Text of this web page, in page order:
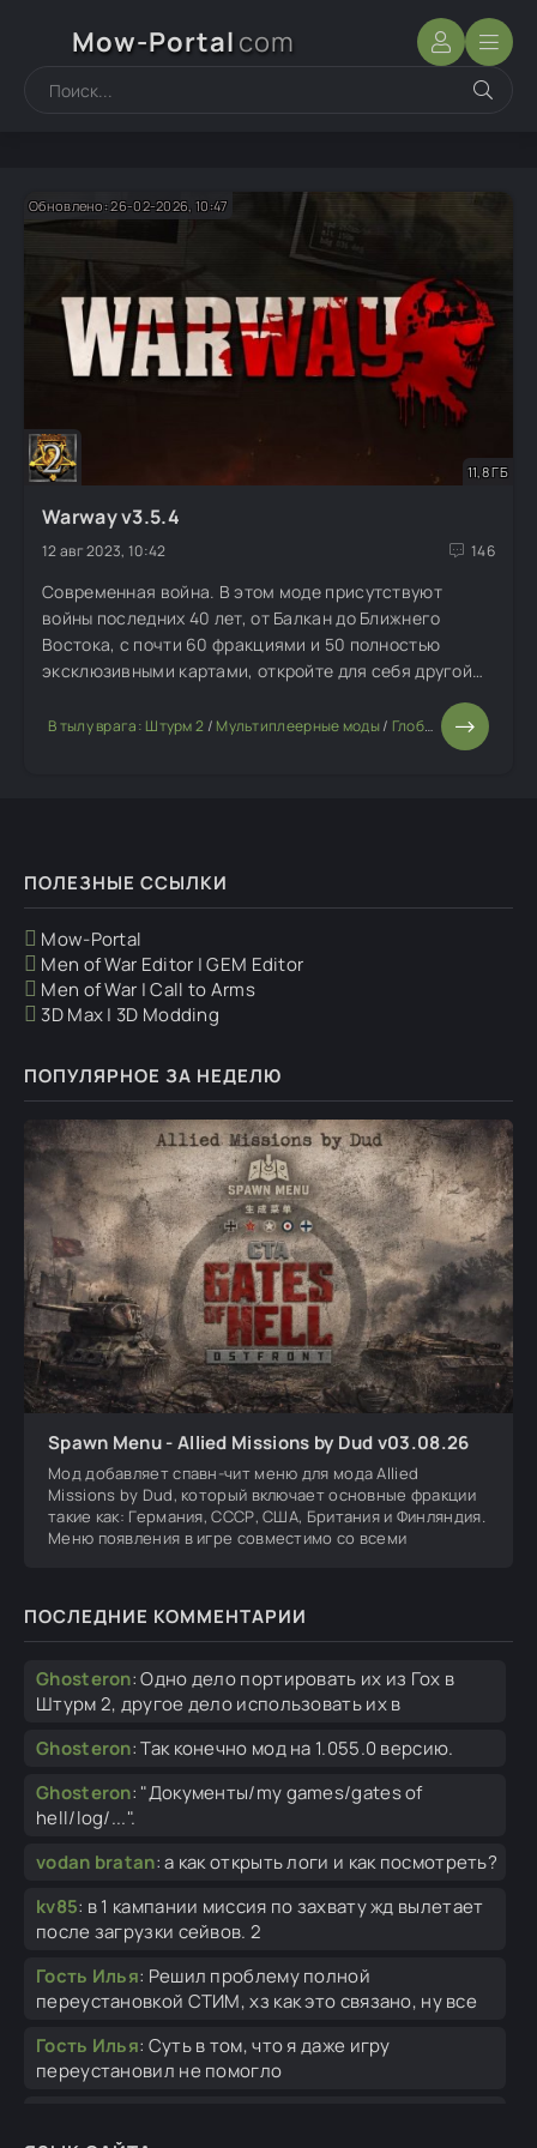
Mow-Portal com
Обновлено: 26-02-2026, 10:47
11,8 ГБ
Warway v3.5.4
12 авг 2023, 10:42 146
Современная война. В этом моде присутствуют
войны последних 40 лет, от Балкан до Ближнего
Востока, с почти 60 фракциями и 50 полностью
эксклюзивными картами, откройте для себя другой
реалистичностью. Наша цель - представить
В тылу врага: Штурм 2 / Мультиплеерные моды/ Глобальные моды
ПОЛЕЗНЫЕ ССЫЛКИ
Mow-Portal
Men of War Editor | GEM Editor
Men of War | Call to Arms
3D Max | 3D Modding
ПОПУЛЯРНОЕ ЗА НЕДЕЛЮ
Spawn Menu - Allied Missions by Dud v03.08.26
Мод добавляет спавн-чит меню для мода Allied
Missions by Dud, который включает основные фракции
такие как: Германия, СССР, США, Британия и Финляндия.
Меню появления в игре совместимо со всеми
ПОСЛЕДНИЕ КОММЕНТАРИИ
Ghosteron:Одно дело портировать их из Гох в
Штурм 2, другое дело использовать их в
Ghosteron:Так конечно мод на 1.055.0 версию.
Ghosteron: "Документы/my games/gates of
hell/log/...".
vodan bratan:а как открыть логи и как посмотреть?
kv85: в 1 кампании миссия по захвату жд вылетает
после загрузки сейвов. 2
Гость Илья: Решил проблему полной
переустановкой СТИМ, хз как это связано, ну все
Гость Илья: Суть в том, что я даже игру
переустановил не помогло
логов, стим при этом включен, без модов